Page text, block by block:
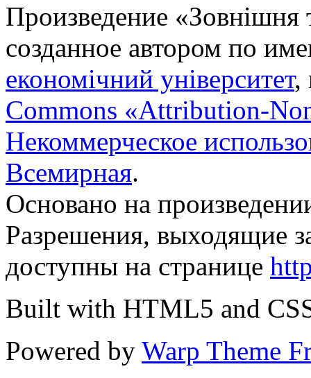
Произведение «Зовнішня
созданное автором по
економічний університет,
Commons «Attribution-
Некоммерческое
Всемирная.
Основано на
Разрешения, выходящие
доступны на странице
Built with HTML5 and
Powered by Warp Theme